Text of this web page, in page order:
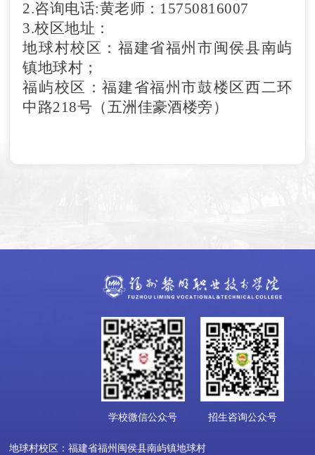
2.咨询电话:黄老师：15750816007
3.校区地址：
地球村校区：福建省福州市闽侯县南屿
镇地球村；
福屿校区：福建省福州市鼓楼区西二环
中路218号（五洲佳豪酒楼旁）
学校微信公众号 招生咨询公众号
地球村校区：福建省福州闽侯县南屿镇地球村